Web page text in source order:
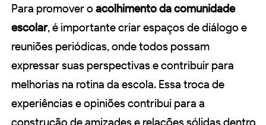
Para promover o acolhimento da comunidade
escolar, é importante criar espaços de diálogo e
reuniões periódicas, onde todos possam
expressar suas perspectivas e contribuir para
melhorias na rotina da escola. Essa troca de
experiências e opiniões contribui para a